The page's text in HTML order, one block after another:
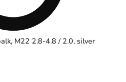
M22 2.8-4.8 / 2.0, silver